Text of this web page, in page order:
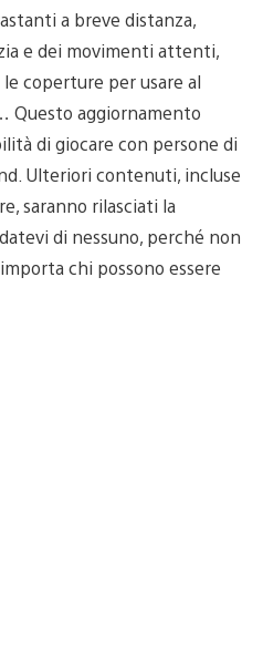
a breve distanza,
e dei movimenti attenti,
coperture per usare al
Questo aggiornamento
di giocare con persone di
Ulteriori contenuti, incluse
saranno rilasciati la
di nessuno, perché non
chi possono essere